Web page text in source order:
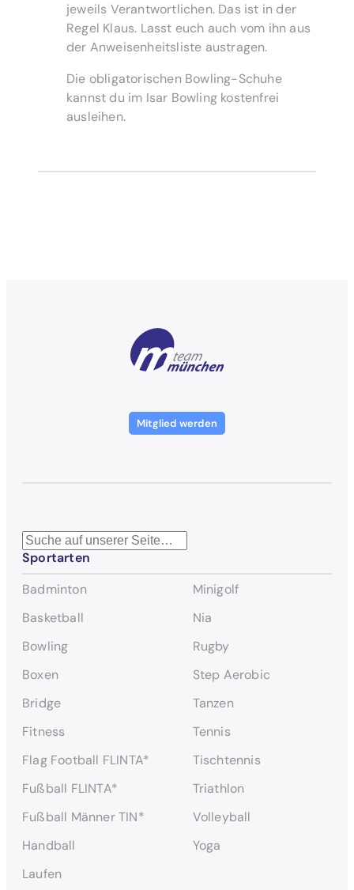
jeweils Verantwortlichen. Das ist in der
Regel Klaus. Lasst euch auch vom ihn aus
der Anweisenheitsliste austragen.
Die obligatorischen Bowling-Schuhe
kannst du im Isar Bowling kostenfrei
ausleihen.
Mitglied werden
S
u
h
e
Sportarten
Badminton
Basketball
Bowling
Boxen
Bridge
Fitness
Flag Football FLINTA*
Fußball FLINTA*
Fußball Männer TIN*
Handball
Laufen
Minigolf
Nia
Rugby
Step Aerobic
Tanzen
Tennis
Tischtennis
Triathlon
Volleyball
Yoga